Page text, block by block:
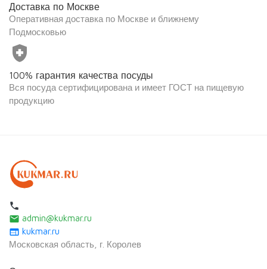
Доставка по Москве
Оперативная доставка по Москве и ближнему
Подмосковью
health_and_safety
100% гарантия качества посуды
Вся посуда сертифицирована и имеет ГОСТ на пищевую
продукцию
local_phone
email admin@kukmar.ru
web kukmar.ru
Московская область, г. Королев